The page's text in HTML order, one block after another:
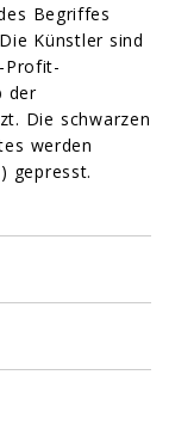
Begriffes
Künstler sind
Profit-
der
Die schwarzen
werden
gepresst.